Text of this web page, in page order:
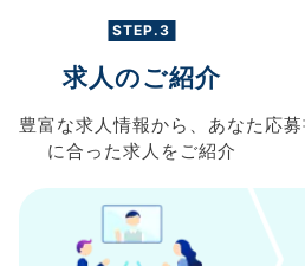
STEP.3
求人のご紹介
豊富な求人情報から、 あなた
に合った求人を ご紹介
応